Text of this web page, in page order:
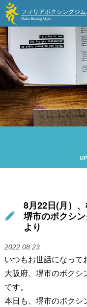
8月22日(月）
堺市のボクシ
より
2022.08.23
いつもお世話になって
大阪府、堺市のボクシ
です。
本日も、堺市のボクシ